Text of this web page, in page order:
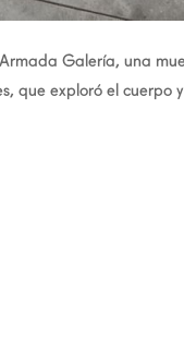
Galería, una
que exploró el cuerpo